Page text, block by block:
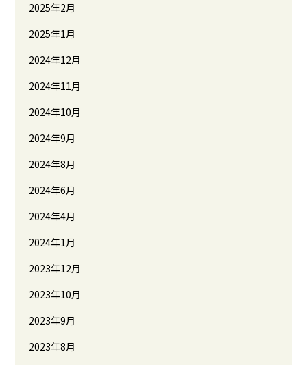
2025年2月
2025年1月
2024年12月
2024年11月
2024年10月
2024年9月
2024年8月
2024年6月
2024年4月
2024年1月
2023年12月
2023年10月
2023年9月
2023年8月